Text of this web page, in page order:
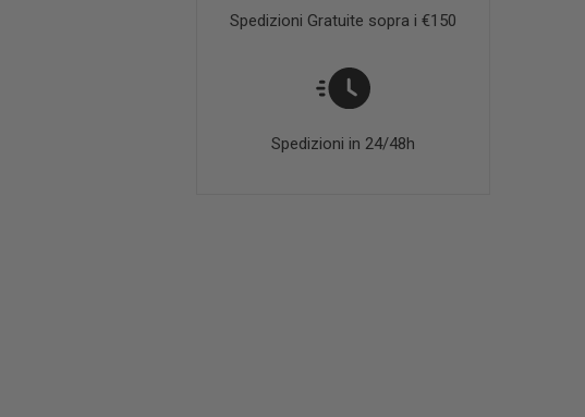
Spedizioni Gratuite sopra i €150
Spedizioni in 24/48h